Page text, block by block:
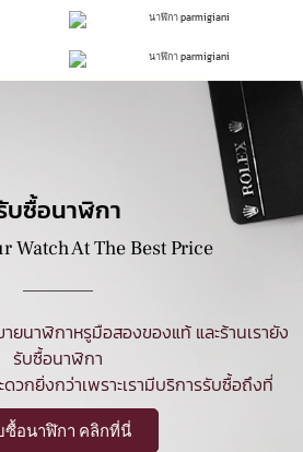
บซื้อนาฬิกา
Watch At The Best Price
ยนาฬิกาหรูมือสองของแท้ และร้านเรายัง
รับซื้อนาฬิกา
วกยิ่งกว่าเพราะเรามีบริการรับซื้อถึงที่
ซื้อนาฬิกา คลิกที่นี่